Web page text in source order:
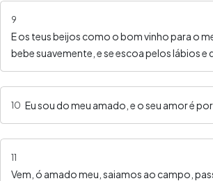
9
E os teus beijos como o bom vinho para o
bebe suavemente, e se escoa pelos lábios e
10 Eu sou do meu amado, e o seu amor é por
11
Vem, ó amado meu, saiamos ao campo,